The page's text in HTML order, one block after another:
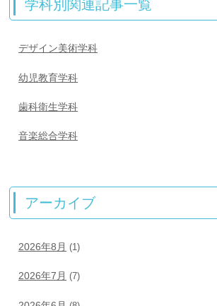
学科別関連記事一覧
デザイン美術学科
幼児教育学科
歯科衛生学科
音楽総合学科
アーカイブ
2026年8月 (1)
2026年7月 (7)